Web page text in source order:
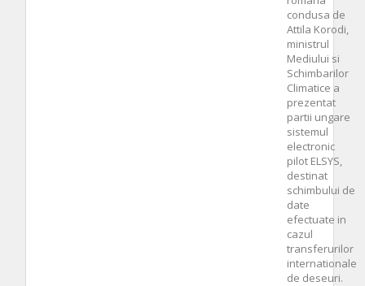
condusa de
Attila Korodi,
ministrul
Mediului si
Schimbarilor
Climatice a
prezentat
partii ungare
sistemul
electronic
pilot ELSYS,
destinat
schimbului de
date
efectuate in
cazul
transferurilor
internationale
de deseuri.